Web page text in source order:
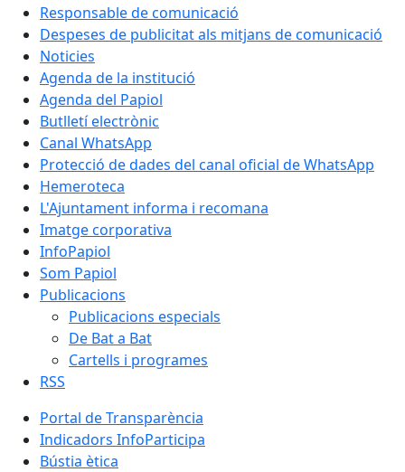
Responsable de comunicació
Despeses de publicitat als mitjans de comunicació
Noticies
Agenda de la institució
Agenda del Papiol
Butlletí electrònic
Canal WhatsApp
Protecció de dades del canal oficial de WhatsApp
Hemeroteca
L'Ajuntament informa i recomana
Imatge corporativa
InfoPapiol
Som Papiol
Publicacions
Publicacions especials
De Bat a Bat
Cartells i programes
RSS
Portal de Transparència
Indicadors InfoParticipa
Bústia ètica